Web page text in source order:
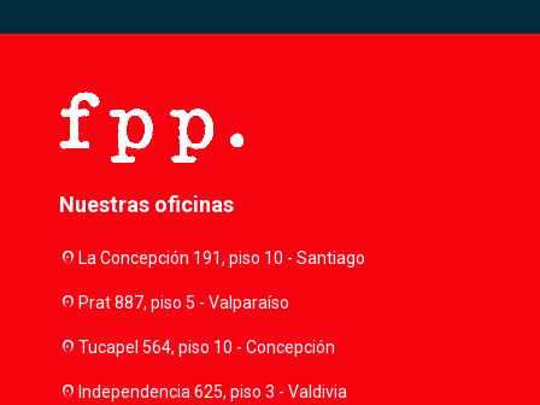
Nuestras oficinas
location_onLa Concepción 191, piso 10 - Santiago
location_onPrat 887, piso 5 - Valparaíso
location_onTucapel 564, piso 10 - Concepción
location_onIndependencia 625, piso 3 - Valdivia